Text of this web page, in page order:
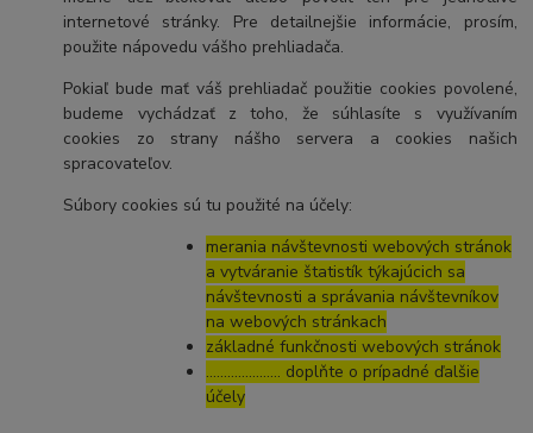
internetové stránky. Pre detailnejšie informácie, prosím,
použite nápovedu vášho prehliadača.
Pokiaľ bude mať váš prehliadač použitie cookies povolené,
budeme vychádzať z toho, že súhlasíte s využívaním
cookies zo strany nášho servera a cookies našich
spracovateľov.
Súbory cookies sú tu použité na účely:
merania návštevnosti webových stránok
a vytváranie štatistík týkajúcich sa
návštevnosti a správania návštevníkov
na webových stránkach
základné funkčnosti webových stránok
………………… doplňte o prípadné ďalšie
účely